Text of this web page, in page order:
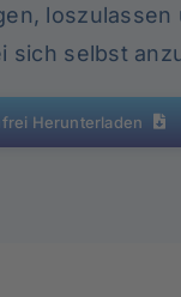
loszulassen
sich selbst
Herunterladen